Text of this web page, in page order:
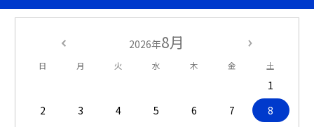
2026年8月
日 月 火 水 木 金 土
1
2
3 4 5 6 7
8